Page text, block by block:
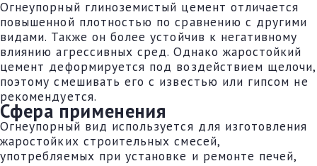
Огнеупорный глиноземистый цемент отличается
повышенной плотностью по сравнению с другими
видами. Также он более устойчив к негативному
влиянию агрессивных сред. Однако жаростойкий
цемент деформируется под воздействием щелочи,
поэтому смешивать его с известью или гипсом не
рекомендуется.
Сфера применения
Огнеупорный вид используется для изготовления
жаростойких строительных смесей,
употребляемых при установке и ремонте печей,